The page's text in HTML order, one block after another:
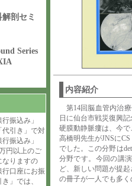
剖セミ
Series
振込み」
代引き」で対
振込み」
円以上のご
なりますの
口座にお振
」では、
内容紹介
第14回脳血管内治
日に仙台市戦災復興
硬膜動静脈瘻は、今
高橋明先生がJNSに
でした。この分野は
分野です。今回の講
ど、新しい問題が提
の冊子が一人でも多